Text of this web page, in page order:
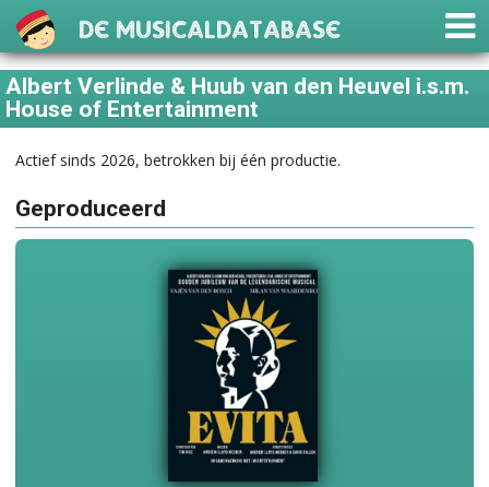
De Musicaldatabase
Albert Verlinde & Huub van den Heuvel i.s.m.
House of Entertainment
Actief sinds 2026, betrokken bij één productie.
Geproduceerd